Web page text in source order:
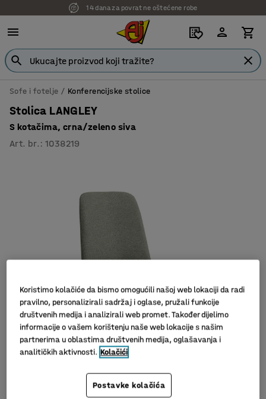
7 godina garancije
Sofe i fotelje Konferencijske stolice
Stolica LANGLEY
S kotačima, crna/zeleno siva
Art. br. :1038219
Koristimo kolačiće da bismo omogućili našoj web lokaciji da radi
pravilno, personalizirali sadržaj i oglase, pružali funkcije
društvenih medija i analizirali web promet. Također dijelimo
informacije o vašem korištenju naše web lokacije s našim
partnerima u oblastima društvenih medija, oglašavanja i
analitičkih aktivnosti. Kolačići
Postavke kolačića